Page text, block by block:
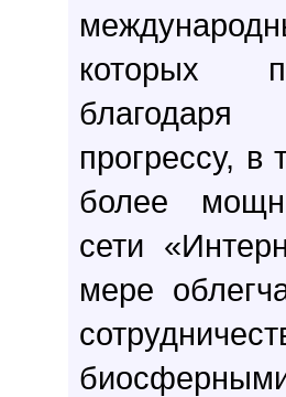
которых
прогрессу,
более
сети
мере